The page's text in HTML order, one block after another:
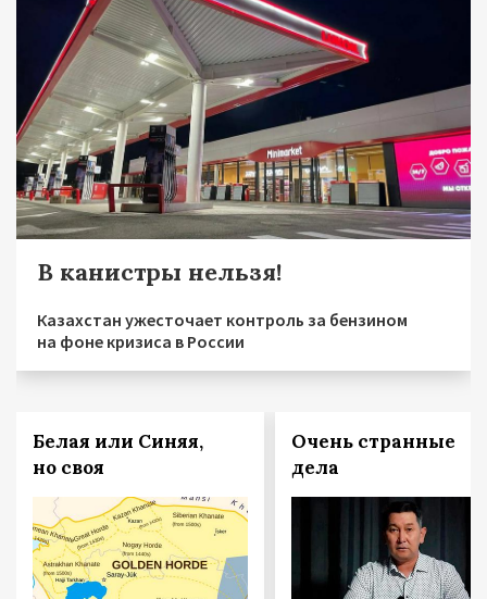
В канистры нельзя!
Казахстан ужесточает контроль за бензином
на фоне кризиса в России
Белая или Синяя,
но своя
Очень странные
дела